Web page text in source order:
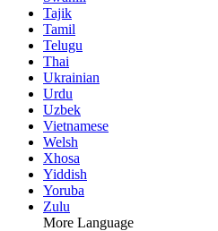
Tajik
Tamil
Telugu
Thai
Ukrainian
Urdu
Uzbek
Vietnamese
Welsh
Xhosa
Yiddish
Yoruba
Zulu
More Language